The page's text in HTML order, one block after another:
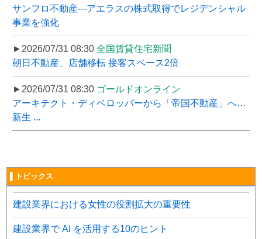
サンフロ不動産---アエラスの株式取得でレジデンシャル
事業を強化
►2026/07/31 08:30 全国賃貸住宅新聞
朝日不動産、店舗移転 接客スペース2倍
►2026/07/31 08:30 ゴールドオンライン
アーキテクト・ディベロッパーから「帝国不動産」へ…
新生 ...
▌トピックス
建設業界における女性の役割拡大の重要性
建設業界で AI を活用する10のヒント